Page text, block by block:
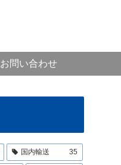
お問い合わせ
国内輸送 35